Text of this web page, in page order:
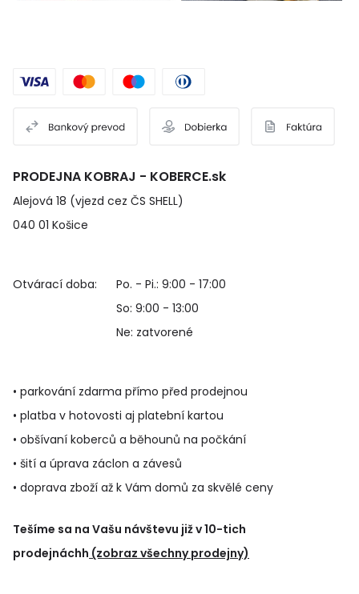
PRODEJNA KOBRAJ - KOBERCE.sk
Alejová 18 (vjezd cez ČS SHELL)
040 01 Košice
Otvárací doba:
Po. - Pi.: 9:00 - 17:00
So: 9:00 - 13:00
Ne: zatvorené
• parkování zdarma přímo před prodejnou
• platba v hotovosti aj platební kartou
• obšívaní koberců a běhounů na počkání
• šití a úprava záclon a závesů
• doprava zboží až k Vám domů za skvělé ceny
Tešíme sa na Vašu návštevu již v 10-tich
prodejnáchh (zobraz všechny prodejny)